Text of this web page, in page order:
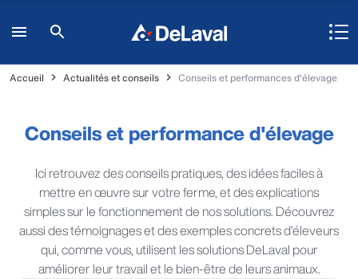
Accueil Actualités et conseils Conseils et performances d'élevage
Conseils et performance d'élevage
Ici retrouvez des conseils pratiques, des idées faciles à
mettre en œuvre sur votre ferme, et des explications
simples sur le fonctionnement de nos solutions. Découvrez
aussi des témoignages et des exemples concrets d’éleveurs
qui, comme vous, utilisent les solutions DeLaval pour
améliorer leur travail et le bien-être de leurs animaux.